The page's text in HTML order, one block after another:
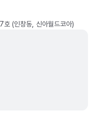
(인창동, 신아월드코아)